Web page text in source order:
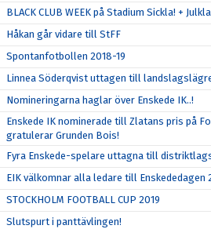
BLACK CLUB WEEK på Stadium Sickla! +
Håkan går vidare till StFF
Spontanfotbollen 2018-19
Linnea Söderqvist uttagen till
Nomineringarna haglar över Enskede IK..!
Enskede IK nominerade till Zlatans pris på
gratulerar Grunden Bois!
Fyra Enskede-spelare uttagna till
EIK välkomnar alla ledare till Enskededagen
STOCKHOLM FOOTBALL CUP 2019
Slutspurt i panttävlingen!